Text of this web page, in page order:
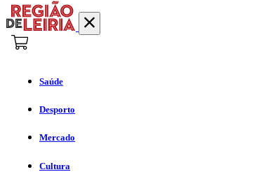
Saúde
Desporto
Mercado
Cultura